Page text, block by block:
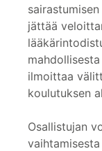
jättää
ilmoittaa
koulutuksen
Osallistujan